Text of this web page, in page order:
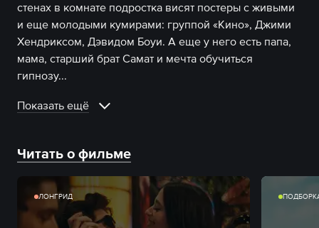
стенах в комнате подростка висят постеры с живыми
и еще молодыми кумирами: группой «Кино», Джими
Хендриксом, Дэвидом Боуи. А еще у него есть папа,
мама, старший брат Самат и мечта обучиться
гипнозу...
Показать ещё
Читать о фильме
ЛОНГРИД